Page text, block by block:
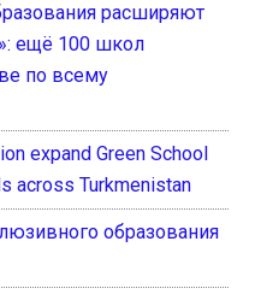
расширяют
ещё 100 школ
по всему
expand Green School
across Turkmenistan
образования